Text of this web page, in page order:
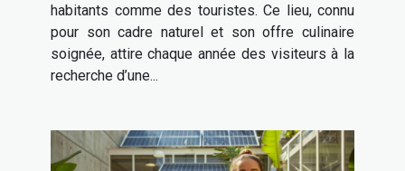
habitants comme des touristes. Ce lieu, connu
pour son cadre naturel et son offre culinaire
soignée, attire chaque année des visiteurs à la
recherche d’une...